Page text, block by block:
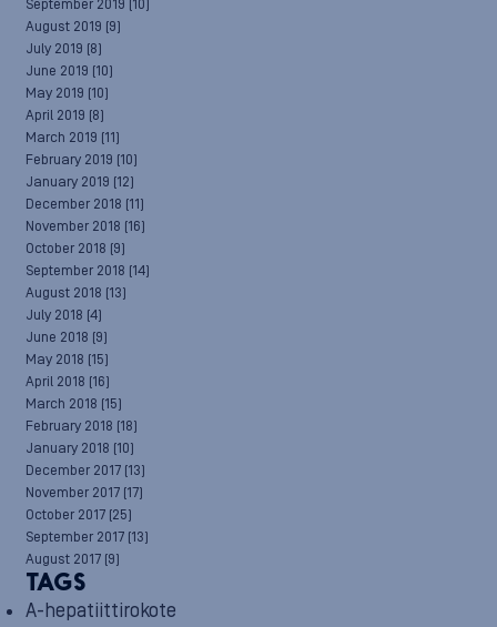
September 2019 (10)
August 2019 (9)
July 2019 (8)
June 2019 (10)
May 2019 (10)
April 2019 (8)
March 2019 (11)
February 2019 (10)
January 2019 (12)
December 2018 (11)
November 2018 (16)
October 2018 (9)
September 2018 (14)
August 2018 (13)
July 2018 (4)
June 2018 (9)
May 2018 (15)
April 2018 (16)
March 2018 (15)
February 2018 (18)
January 2018 (10)
December 2017 (13)
November 2017 (17)
October 2017 (25)
September 2017 (13)
August 2017 (9)
TAGS
A-hepatiittirokote